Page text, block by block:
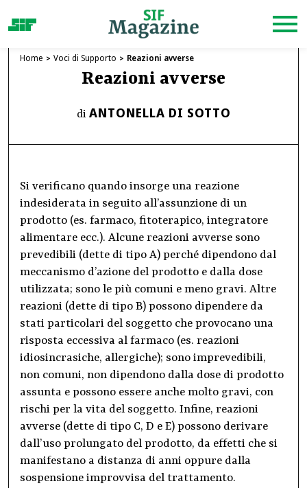
Home Voci di Supporto Reazioni avverse
Reazioni avverse
di ANTONELLA DI SOTTO
Si verificano quando insorge una reazione
indesiderata in seguito all’assunzione di un
prodotto (es. farmaco, fitoterapico, integratore
alimentare ecc.). Alcune reazioni avverse sono
prevedibili (dette di tipo A) perché dipendono dal
meccanismo d’azione del prodotto e dalla dose
utilizzata; sono le più comuni e meno gravi. Altre
reazioni (dette di tipo B) possono dipendere da
stati particolari del soggetto che provocano una
risposta eccessiva al farmaco (es. reazioni
idiosincrasiche, allergiche); sono imprevedibili,
non comuni, non dipendono dalla dose di prodotto
assunta e possono essere anche molto gravi, con
rischi per la vita del soggetto. Infine, reazioni
avverse (dette di tipo C, D e E) possono derivare
dall’uso prolungato del prodotto, da effetti che si
manifestano a distanza di anni oppure dalla
sospensione improvvisa del trattamento.